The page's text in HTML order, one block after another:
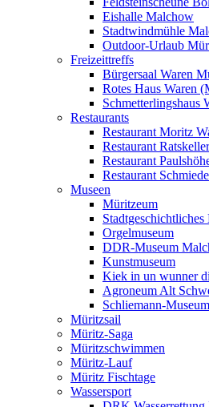
Eishalle Malchow
Stadtwindmühle
Outdoor-Urlaub
Freizeittreffs
Bürgersaal Waren
Rotes Haus Waren
Schmetterlingshaus
Restaurants
Restaurant Moritz
Restaurant Ratskeller
Restaurant
Restaurant
Museen
Müritzeum
Orgelmuseum
DDR-Museum
Kunstmuseum
Kiek in un wunner
Agroneum Alt
Schliemann-
Müritzsail
Müritz-Saga
Müritzschwimmen
Müritz-Lauf
Müritz Fischtage
Wassersport